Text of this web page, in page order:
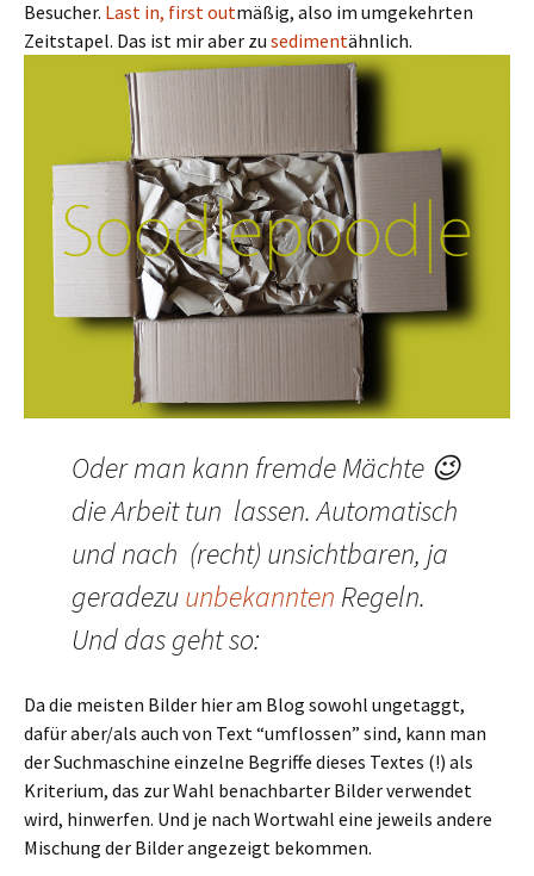
Besucher. Last in, first outmäßig, also im umgekehrten
Zeitstapel. Das ist mir aber zu sedimentähnlich.
Oder man kann fremde Mächte 😉
die Arbeit tun lassen. Automatisch
und nach (recht) unsichtbaren, ja
geradezuunbekannten Regeln.
Und das geht so:
Da die meisten Bilder hier am Blog sowohl ungetaggt,
dafür aber/als auch von Text “umflossen” sind, kann man
der Suchmaschine einzelne Begriffe dieses Textes (!) als
Kriterium, das zur Wahl benachbarter Bilder verwendet
wird, hinwerfen. Und je nach Wortwahl eine jeweils andere
Mischung der Bilder angezeigt bekommen.